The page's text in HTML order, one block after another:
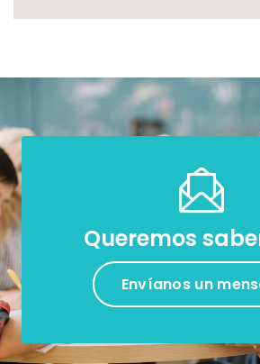
Queremos
Envíanos un